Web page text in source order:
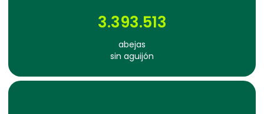
abejas
sin aguijón
3.393.513